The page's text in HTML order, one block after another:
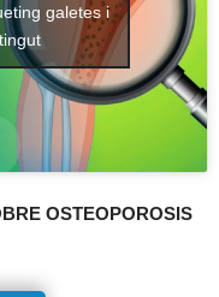
galetes i
OSTEOPOROSIS